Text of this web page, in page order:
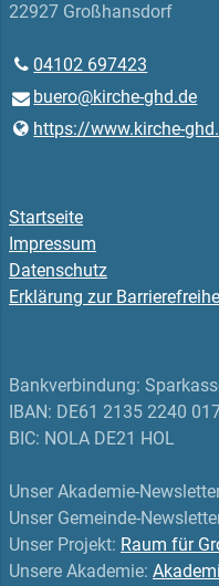
22927 Großhansdorf
04102 697423
buero@​kirche-ghd.​de
https://www.​kirche-
Startseite
Impressum
Datenschutz
Erklärung zur
Bankverbindung:
IBAN: DE61 2135 2240
BIC: NOLA DE21 HOL
Unser Akademie-
Unser Gemeinde-
Unser Projekt: Raum für
Unsere Akademie: